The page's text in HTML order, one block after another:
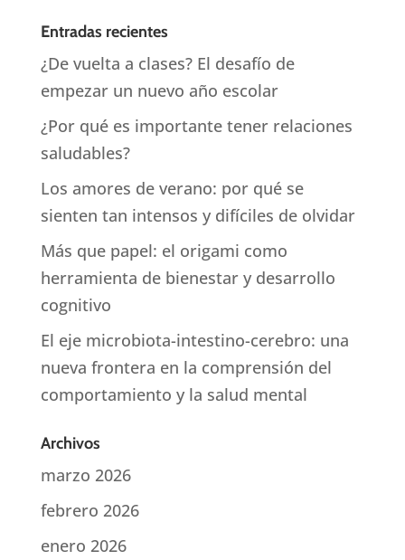
Entradas recientes
¿De vuelta a clases? El desafío de
empezar un nuevo año escolar
¿Por qué es importante tener relaciones
saludables?
Los amores de verano: por qué se
sienten tan intensos y difíciles de olvidar
Más que papel: el origami como
herramienta de bienestar y desarrollo
cognitivo
El eje microbiota-intestino-cerebro: una
nueva frontera en la comprensión del
comportamiento y la salud mental
Archivos
marzo 2026
febrero 2026
enero 2026